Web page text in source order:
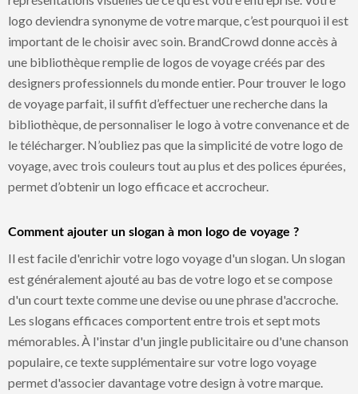
logo deviendra synonyme de votre marque, c’est pourquoi il est
important de le choisir avec soin. BrandCrowd donne accès à
une bibliothèque remplie de logos de voyage créés par des
designers professionnels du monde entier. Pour trouver le logo
de voyage parfait, il suffit d’effectuer une recherche dans la
bibliothèque, de personnaliser le logo à votre convenance et de
le télécharger. N’oubliez pas que la simplicité de votre logo de
voyage, avec trois couleurs tout au plus et des polices épurées,
permet d’obtenir un logo efficace et accrocheur.
Comment ajouter un slogan à mon logo de voyage ?
Il est facile d'enrichir votre logo voyage d'un slogan. Un slogan
est généralement ajouté au bas de votre logo et se compose
d'un court texte comme une devise ou une phrase d'accroche.
Les slogans efficaces comportent entre trois et sept mots
mémorables. À l'instar d'un jingle publicitaire ou d'une chanson
populaire, ce texte supplémentaire sur votre logo voyage
permet d'associer davantage votre design à votre marque.